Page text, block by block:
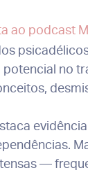
ao podcast
no
—